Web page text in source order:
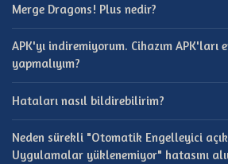
Merge Dragons! Plus nedir?
APK'yı indiremiyorum. Cihazım APK'ları
yapmalıyım?
Hataları nasıl bildirebilirim?
Neden sürekli "Otomatik Engelleyici
Uygulamalar yüklenemiyor" hatasını